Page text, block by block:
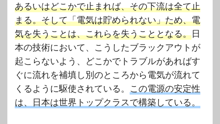
あるいはどこかで止まれば、その下流は全て止
まる。そして「電気は貯められない」ため、電
気を失うことは、これらを失うこととなる。日
本の技術において、こうしたブラックアウトが
起こらないよう、どこかでトラブルがあればす
ぐに流れを補填し別のところから電気が流れて
くるように駆使されている。 この電源の安定性
は、日本は世界トップクラスで構築している。